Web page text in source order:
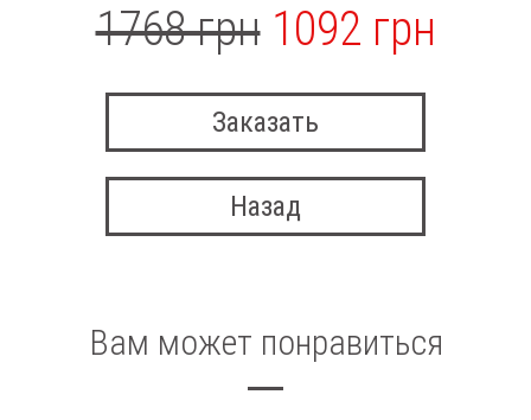
1768 грн 1092 грн
Заказать
Назад
Вам может понравиться